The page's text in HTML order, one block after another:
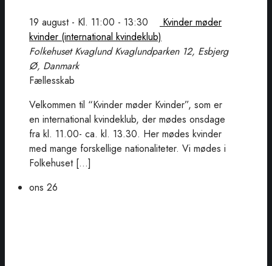
19 august - Kl. 11:00 - 13:30
Kvinder møder
kvinder (international kvindeklub)
Folkehuset KvaglundKvaglundparken 12, Esbjerg
Ø, Danmark
Fællesskab
Velkommen til “Kvinder møder Kvinder”, som er
en international kvindeklub, der mødes onsdage
fra kl. 11.00- ca. kl. 13.30. Her mødes kvinder
med mange forskellige nationaliteter. Vi mødes i
Folkehuset […]
ons 26